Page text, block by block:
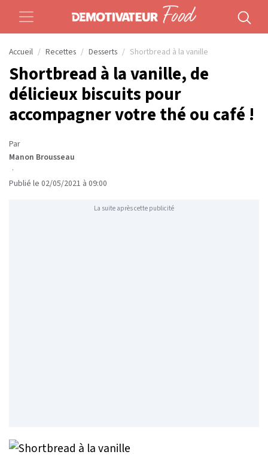
Accueil Recettes Desserts Shortbread à la vanille
Shortbread à la vanille, de
délicieux biscuits pour
accompagner votre thé ou café !
Par
Manon Brousseau
·
Publié le 02/05/2021 à 09:00
La suite après cette publicité